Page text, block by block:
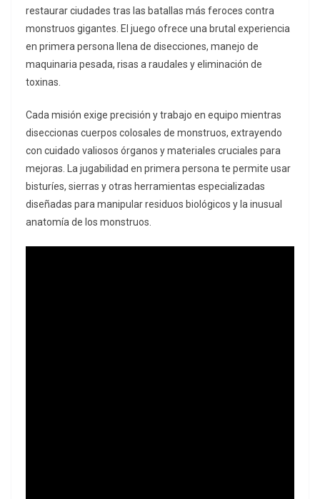
restaurar ciudades tras las batallas más feroces contra
monstruos gigantes. El juego ofrece una brutal experiencia
en primera persona llena de disecciones, manejo de
maquinaria pesada, risas a raudales y eliminación de
toxinas.
Cada misión exige precisión y trabajo en equipo mientras
diseccionas cuerpos colosales de monstruos, extrayendo
con cuidado valiosos órganos y materiales cruciales para
mejoras. La jugabilidad en primera persona te permite usar
bisturíes, sierras y otras herramientas especializadas
diseñadas para manipular residuos biológicos y la inusual
anatomía de los monstruos.